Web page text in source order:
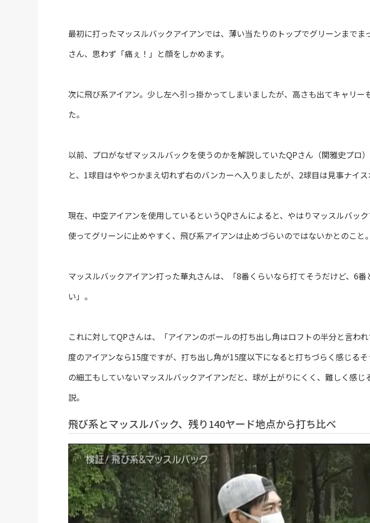
最初に打ったマッスルバックアイアンでは、薄い当たりのトップでグリーンまでま
さん、思わず「痛ぇ！」と顔をしかめます。
次に飛び系アイアン。少し左へ引っ掛かってしまいましたが、高さも出てキャリー
た。
以前、プロがなぜマッスルバックを使うのかを解説していたQPさん（関雅史プロ
と、1球目はややつかまえ切れず右のバンカーへ入りましたが、2球目は見事ナイス
現在、中空アイアンを使用しているというQPさんによると、やはりマッスルバッ
使ってグリーンに止めやすく、飛び系アイアンは止めづらいのではないかとのこと。
マッスルバックアイアン打った華丸さんは、「8番くらいなら打てそうだけど、6番
い」。
これに対してQPさんは、「アイアンのボールの打ち出し角はロフトの半分と言わ
度のアイアンなら15度ですが、打ち出し角が15度以下になると打ちづらく感じる
の細工もしていないマッスルバックアイアンだと、球が上がりにくく、難しく感じ
説。
飛び系とマッスルバック、残り140ヤード地点から打ち比べ